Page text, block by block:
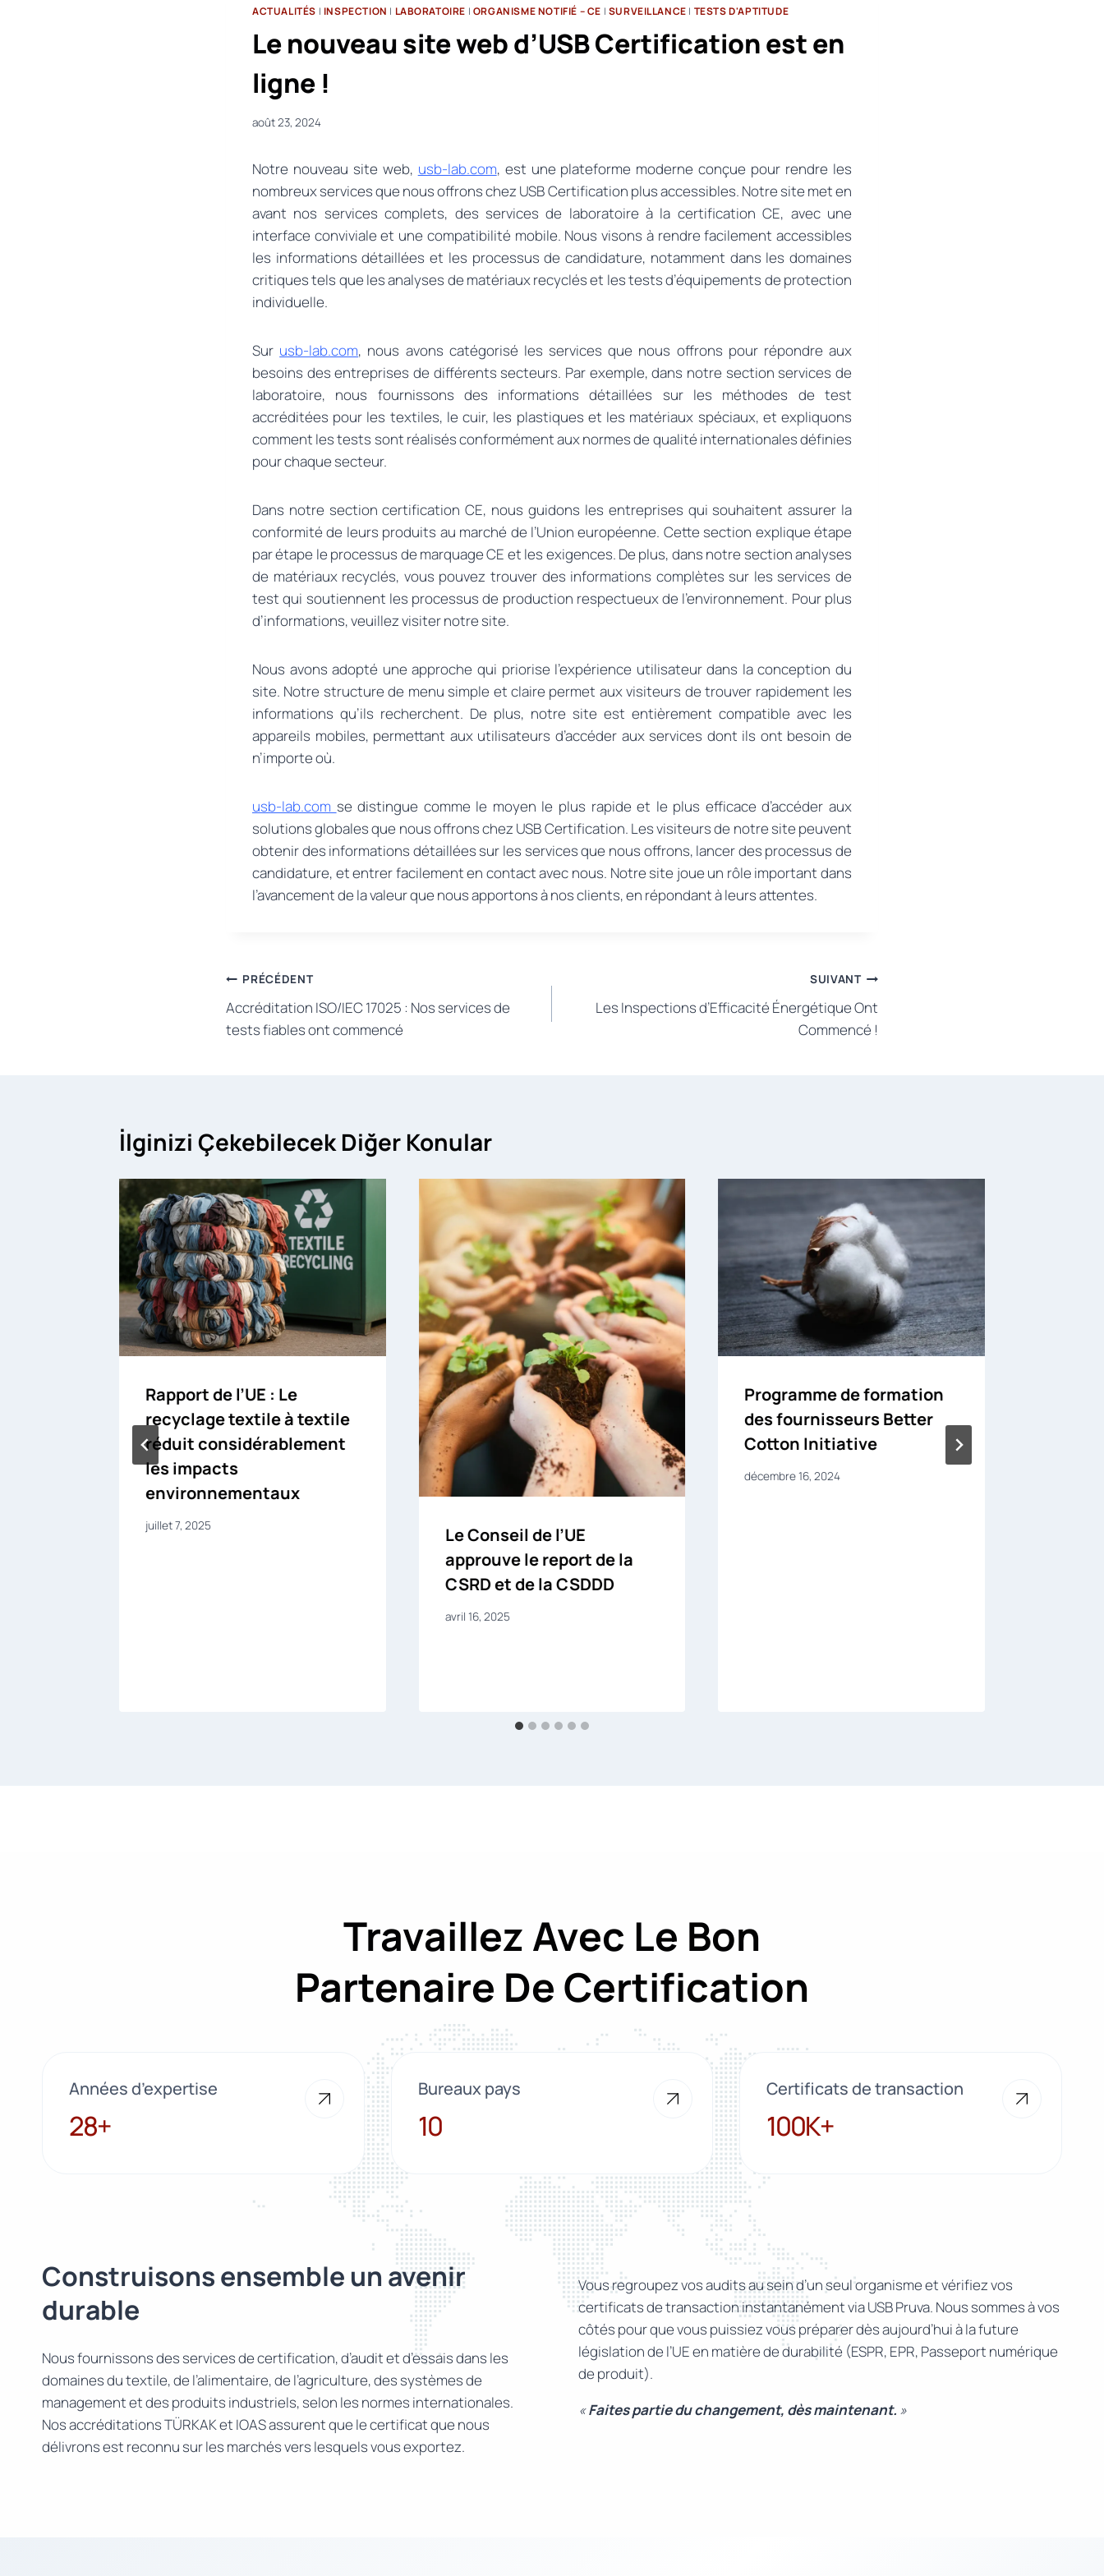
ACTUALITÉS | INSPECTION | LABORATOIRE | ORGANISME NOTIFIÉ – CE | SURVEILLANCE | TESTS D'APTITUDE
Le nouveau site web d’USB Certification est en
ligne !
août 23, 2024
Notre nouveau site web, usb-lab.com, est une plateforme moderne conçue pour rendre les
nombreux services que nous offrons chez USB Certification plus accessibles. Notre site met en
avant nos services complets, des services de laboratoire à la certification CE, avec une
interface conviviale et une compatibilité mobile. Nous visons à rendre facilement accessibles
les informations détaillées et les processus de candidature, notamment dans les domaines
critiques tels que les analyses de matériaux recyclés et les tests d’équipements de protection
individuelle.
Sur usb-lab.com, nous avons catégorisé les services que nous offrons pour répondre aux
besoins des entreprises de différents secteurs. Par exemple, dans notre section services de
laboratoire, nous fournissons des informations détaillées sur les méthodes de test
accréditées pour les textiles, le cuir, les plastiques et les matériaux spéciaux, et expliquons
comment les tests sont réalisés conformément aux normes de qualité internationales définies
pour chaque secteur.
Dans notre section certification CE, nous guidons les entreprises qui souhaitent assurer la
conformité de leurs produits au marché de l’Union européenne. Cette section explique étape
par étape le processus de marquage CE et les exigences. De plus, dans notre section analyses
de matériaux recyclés, vous pouvez trouver des informations complètes sur les services de
test qui soutiennent les processus de production respectueux de l’environnement. Pour plus
d’informations, veuillez visiter notre site.
Nous avons adopté une approche qui priorise l’expérience utilisateur dans la conception du
site. Notre structure de menu simple et claire permet aux visiteurs de trouver rapidement les
informations qu’ils recherchent. De plus, notre site est entièrement compatible avec les
appareils mobiles, permettant aux utilisateurs d’accéder aux services dont ils ont besoin de
n’importe où.
usb-lab.com se distingue comme le moyen le plus rapide et le plus efficace d’accéder aux
solutions globales que nous offrons chez USB Certification. Les visiteurs de notre site peuvent
obtenir des informations détaillées sur les services que nous offrons, lancer des processus de
candidature, et entrer facilement en contact avec nous. Notre site joue un rôle important dans
l’avancement de la valeur que nous apportons à nos clients, en répondant à leurs attentes.
Navigation
de
PRÉCÉDENT
Accréditation ISO/IEC 17025 : Nos services de
tests fiables ont commencé
SUIVANT
Les Inspections d’Efficacité Énergétique Ont
Commencé !
İlginizi Çekebilecek Diğer Konular
Rapport de l’UE : Le
recyclage textile à textile
réduit considérablement
les impacts
environnementaux
juillet 7, 2025
Le Conseil de l’UE
approuve le report de la
CSRD et de la CSDDD
avril 16, 2025
Programme de formation
des fournisseurs Better
Cotton Initiative
décembre 16, 2024
Travaillez Avec Le Bon
Partenaire De Certification
Années d’expertise
28+
28+
Bureaux pays
10
10
Certificats de transaction
100K+
100K+
Construisons ensemble un avenir
durable
Nous fournissons des services de certification, d’audit et d’essais dans les
domaines du textile, de l’alimentaire, de l’agriculture, des systèmes de
management et des produits industriels, selon les normes internationales.
Nos accréditations TÜRKAK et IOAS assurent que le certificat que nous
délivrons est reconnu sur les marchés vers lesquels vous exportez.
Vous regroupez vos audits au sein d’un seul organisme et vérifiez vos
certificats de transaction instantanément via USB Pruva. Nous sommes à vos
côtés pour que vous puissiez vous préparer dès aujourd’hui à la future
législation de l’UE en matière de durabilité (ESPR, EPR, Passeport numérique
de produit).
«Faites partie du changement, dès maintenant. »